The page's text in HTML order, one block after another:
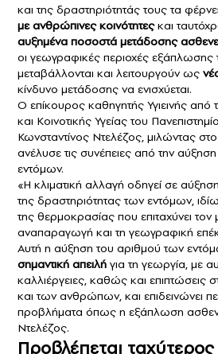
και της δραστηριότητάς τους τα
με ανθρώπινες κοινότητεςκαι
αυξημένα ποσοστά μετάδοσης
οι γεωγραφικές περιοχές
μεταβάλλονται και λειτουργούν ως
κίνδυνο μετάδοσης να ενισχύεται.
Ο επίκουρος καθηγητής Υγιεινής
και Κοινοτικής Υγείας του
Κωνσταντίνος Ντελέζος, μιλώντας στο
ανέλυσετις συνέπειες από την
εντόμων.
«Η κλιματική αλλαγή οδηγεί σε
της δραστηριότητας των εντόμων,
της θερμοκρασίας που επιταχύνει τον
αναπαραγωγή και τη γεωγραφική
Αυτή η αύξηση του αριθμού των
σημαντική απειλή για τη γεωργία, με
καλλιέργειες, καθώς και επιπτώσεις
και των ανθρώπων, και επιδεινώνει
προβλήματα όπως η εξάπλωση
Ντελέζος.
Προβλέπεται ταχύτερος